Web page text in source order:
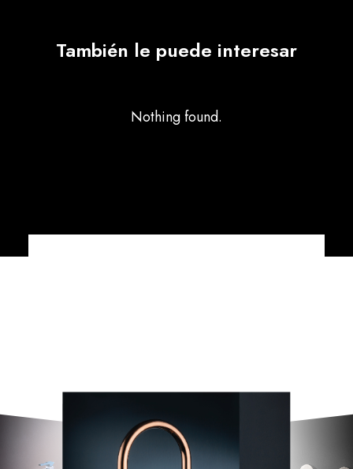
También le puede interesar
Nothing found.